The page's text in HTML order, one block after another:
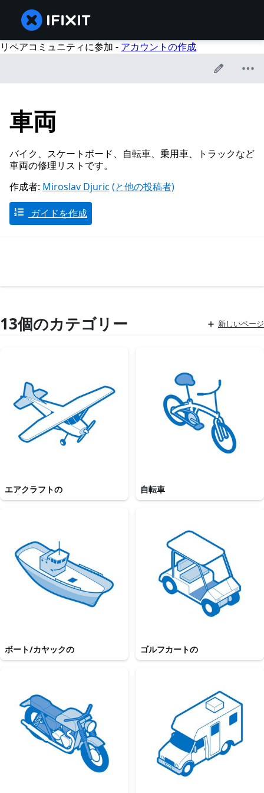
リペアコミュニティに参加 - アカウントの作成
車両
バイク、スケートボード、自転車、乗用車、トラックなど
車両の修理リストです。
作成者: Miroslav Djuric (と他の投稿者)
ガイドを作成
13個のカテゴリー 新しいページ
エアクラフトの 自転車
ボート/カヤックの ゴルフカートの